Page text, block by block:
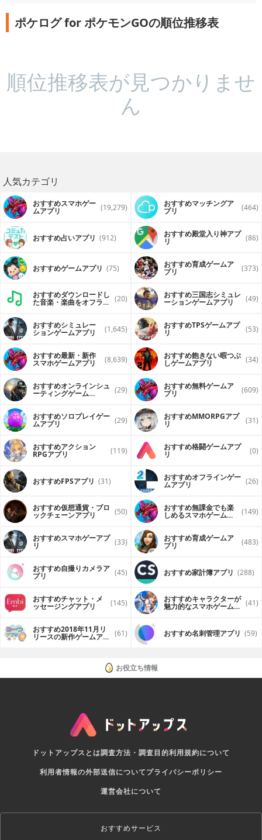
ポケログ for ポケモンGOの順位推移表
順位推移表が見つかりませ
ん
人気カテゴリ
おすすめスマホゲー
ムアプリ (19,279) おすすめマッチングア
プリ (464)
おすすめ占いアプリ (912) おすすめ殿堂入り神アプ
リ (86)
おすすめゲームアプリ (75) おすすめ育成ゲームア
プリ (373)
おすすめダウンロードし
た音楽・楽曲をオフライ (20) おすすめ三国志シミュレ
ーションゲームアプリ (49)
おすすめシミュレー
ションゲームアプリ (1,645) おすすめTPSゲームアプ
リ (53)
おすすめ最新・新作
スマホゲームアプリ (8,639) おすすめ飽きない暇つぶ
しゲームアプリ (34)
おすすめオンラインシュ
ーティングゲーム (29) おすすめ無料ゲームア
プリ (609)
おすすめソロプレイゲー
ムアプリ (29) おすすめ MMORPGアプ
リ (31)
おすすめアクション
RPGアプリ (119) おすすめ格闘ゲームアプ
リ (0)
おすすめFPSアプリ (31) おすすめオフラインゲー
ムアプリ (26)
おすすめ仮想通貨・ブロ
ックチェーンアプリ (50) おすすめ無課金でも楽
しめるスマホゲームア (149)
おすすめスマホゲーアプ
リ (33) おすすめ育成ゲームア
プリ (483)
おすすめ自撮りカメラア
プリ (45) おすすめ家計簿アプリ (288)
おすすめチャット・メ
ッセージングアプリ (145) おすすめキャラクターが
魅力的なスマホゲームア (41)
おすすめ2018年11月リ
リースの新作ゲームアプ (61) おすすめ名刺管理アプリ (59)
お役立ち情報
ドットアップスとは調査方法・調査目的利用規約について
利用者情報の外部送信についてプライバシーポリシー
運営会社について
おすすめサービス